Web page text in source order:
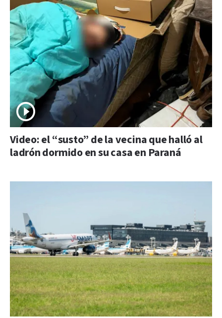
Video: el “susto” de la vecina que halló al
ladrón dormido en su casa en Paraná